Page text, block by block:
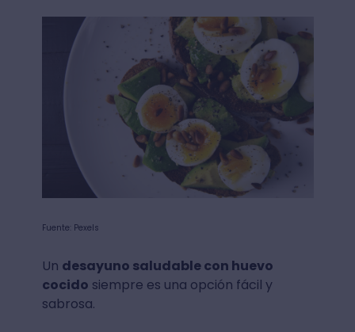
Fuente: Pexels
Un desayuno saludable con huevo
cocido siempre es una opción fácil y
sabrosa.